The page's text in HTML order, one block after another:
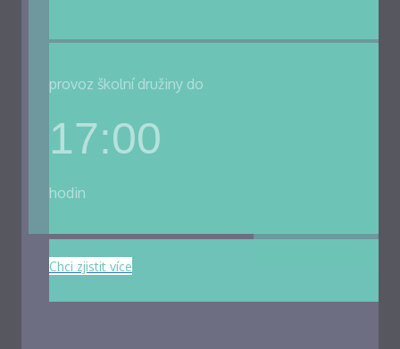
provoz školní družiny do
17:00
hodin
Chci zjistit více